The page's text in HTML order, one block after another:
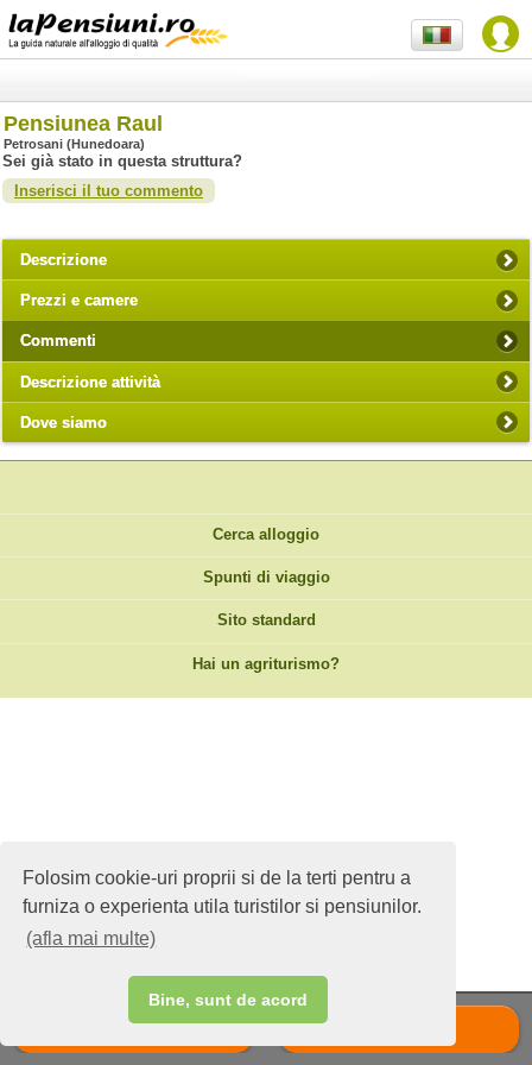
Folosim cookie-uri proprii si de la terti pentru a
furniza o experienta utila turistilor si pensiunilor.
(afla mai multe)
Bine, sunt de acord
Pensiunea Raul
Petrosani (Hunedoara)
Chiama
Sei già stato in questa struttura?
Inserisci il tuo commento
Descrizione
Prezzi e camere
Commenti
Descrizione attività
Dove siamo
Cerca alloggio
Spunti di viaggio
Sito standard
Hai un agriturismo?